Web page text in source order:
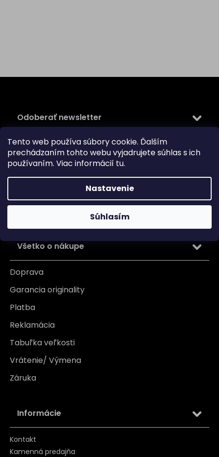
Tento web používa súbory cookie. Ďalším
prechádzaním tohto webu vyjadrujete súhlas s ich
používaním. Viac informácií tu.
Nastavenie
Súhlasím
t
Odoberať newsletter
Vložte svoj e-mail a my Vám budeme zasielať informácie
o nových produktoch na našom e-shope.
Email
Vložením e-mailu súhlasíte spodmienkami ochrany
Všetko o nákupe
Doprava
Garancia originality
Platba
Reklamácia
Tabuľka veľkosti
Vrátenie/ Výmena
Záruka
Informácie
Kontakt
Kamenná predajňa